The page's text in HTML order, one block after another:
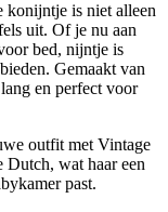
is niet alleen
uit. Of je nu aan
bed, nijntje is
Gemaakt van
en perfect voor
outfit met Vintage
Dutch, wat haar een
past.